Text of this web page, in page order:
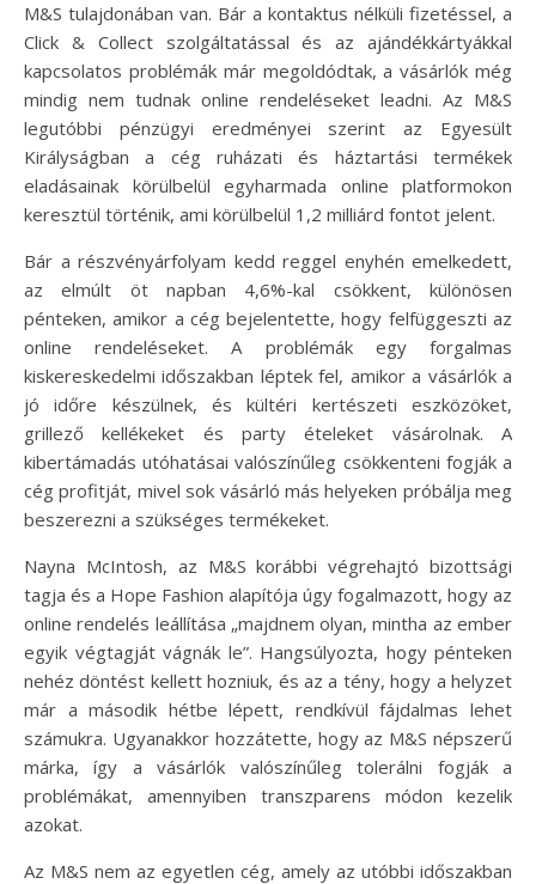
M&S tulajdonában van. Bár a kontaktus nélküli fizetéssel, a
Click & Collect szolgáltatással és az ajándékkártyákkal
kapcsolatos problémák már megoldódtak, a vásárlók még
mindig nem tudnak online rendeléseket leadni. Az M&S
legutóbbi pénzügyi eredményei szerint az Egyesült
Királyságban a cég ruházati és háztartási termékek
eladásainak körülbelül egyharmada online platformokon
keresztül történik, ami körülbelül 1,2 milliárd fontot jelent.
Bár a részvényárfolyam kedd reggel enyhén emelkedett,
az elmúlt öt napban 4,6%-kal csökkent, különösen
pénteken, amikor a cég bejelentette, hogy felfüggeszti az
online rendeléseket. A problémák egy forgalmas
kiskereskedelmi időszakban léptek fel, amikor a vásárlók a
jó időre készülnek, és kültéri kertészeti eszközöket,
grillező kellékeket és party ételeket vásárolnak. A
kibertámadás utóhatásai valószínűleg csökkenteni fogják a
cég profitját, mivel sok vásárló más helyeken próbálja meg
beszerezni a szükséges termékeket.
Nayna McIntosh, az M&S korábbi végrehajtó bizottsági
tagja és a Hope Fashion alapítója úgy fogalmazott, hogy az
online rendelés leállítása „majdnem olyan, mintha az ember
egyik végtagját vágnák le”. Hangsúlyozta, hogy pénteken
nehéz döntést kellett hozniuk, és az a tény, hogy a helyzet
már a második hétbe lépett, rendkívül fájdalmas lehet
számukra. Ugyanakkor hozzátette, hogy az M&S népszerű
márka, így a vásárlók valószínűleg tolerálni fogják a
problémákat, amennyiben transzparens módon kezelik
azokat.
Az M&S nem az egyetlen cég, amely az utóbbi időszakban